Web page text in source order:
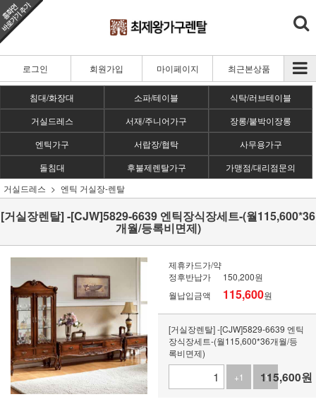
로그인 회원가입 마이페이지 최근본상품
침대/화장대 소파/테이블
식탁/러브테이블
거실드레스
서재/주니어가구
장롱/붙박이장롱
엔틱가구
서랍장/협탁
사무용가구
돌침대
후불제렌탈가구
가맹점/대리점문의
거실드레스
엔틱 거실장-렌탈
[거실장렌탈] -[CJW]5829-6639 엔틱장식장세트-(월115,600*36
개월/등록비면제)
제휴카드가/약
정후반납가
150,200원
월납입금액
115,600원
[거실장렌탈] -[CJW]5829-6639 엔틱
장식장세트-(월115,600*36개월/등
록비면제)
+1
-1
115,600원